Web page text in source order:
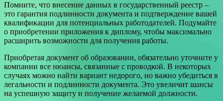
Помните, что внесение данных в государственный реестр –
это гарантия подлинности документа и подтверждение вашей
квалификации для потенциальных работодателей. Подумайте
о приобретении приложения к диплому, чтобы максимально
расширить возможности для получения работы.
Приобретая документ об образовании, обязательно уточните у
компании все нюансы, связанные с проводкой. В некоторых
случаях можно найти вариант недорого, но важно убедиться в
легальности и подлинности документа. Это увеличит шансы
на успешную защиту и получение желаемой должности.